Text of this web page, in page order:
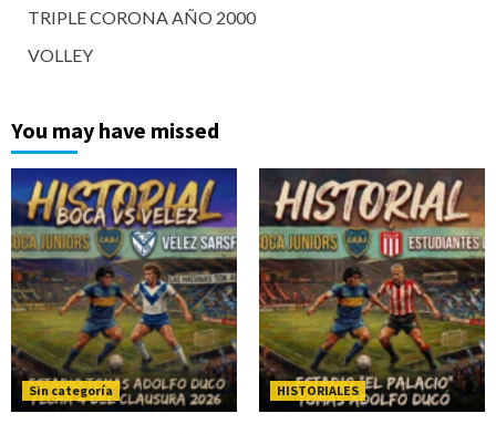
TRIPLE CORONA AÑO 2000
VOLLEY
You may have missed
Sin categoría HISTORIALES